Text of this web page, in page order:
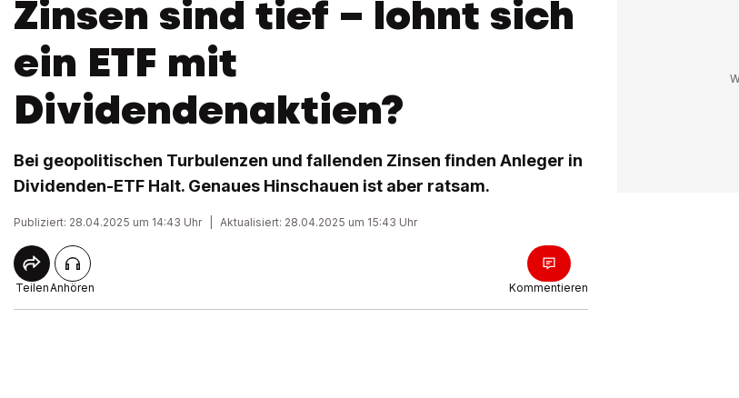
Zinsen sind tief – lohnt sich
ein ETF mit
Dividendenaktien?
Bei geopolitischen Turbulenzen und fallenden Zinsen finden Anleger in
Dividenden-ETF Halt. Genaues Hinschauen ist aber ratsam.
Publiziert: 28.04.2025 um 14:43 Uhr Aktualisiert: 28.04.2025 um 15:43 Uhr
TeilenAnhören Kommentieren